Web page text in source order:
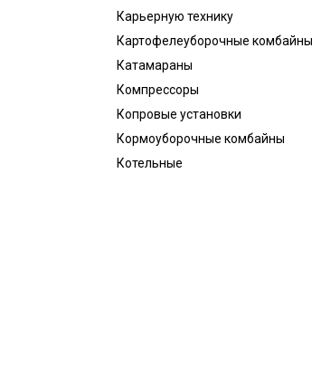
Карьерную технику
Картофелеуборочные комбайны
Катамараны
Компрессоры
Копровые установки
Кормоуборочные комбайны
Котельные